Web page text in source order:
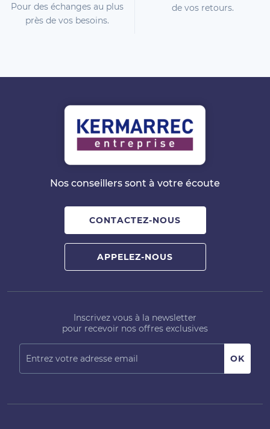
Pour des échanges au plus
près de vos besoins.
de vos retours.
Nos conseillers sont à votre écoute
CONTACTEZ-NOUS
APPELEZ-NOUS
Inscrivez vous à la newsletter
pour recevoir nos offres exclusives